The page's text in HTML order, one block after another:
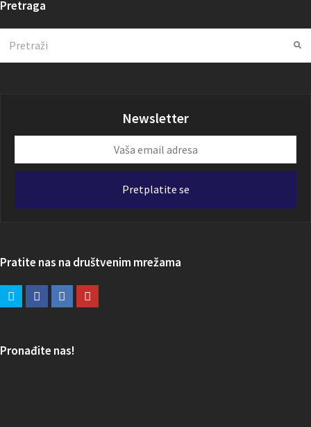
Pretraga
Newsletter
email
Pretplatite se
Pratite nas na društvenim mrežama
Pronađite nas!